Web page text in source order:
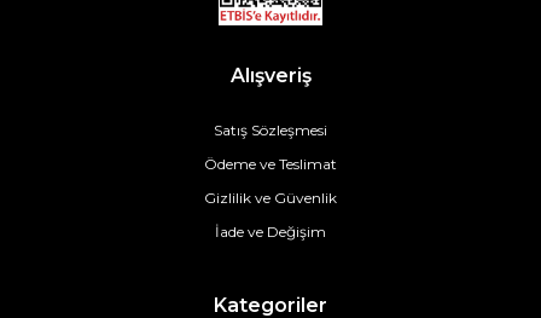
Alışveriş
Satış Sözleşmesi
Ödeme ve Teslimat
Gizlilik ve Güvenlik
İade ve Değişim
Kategoriler